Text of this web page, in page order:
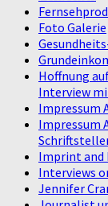
Foto Galerie
Hoffnung
Interview
Impressum
Impressum
Imprint and
Interviews
Jennifer